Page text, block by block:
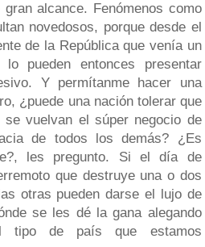
alcance. Fenómenos como
novedosos, porque desde el
de la República que venía un
pueden entonces presentar
Y permítanme hacer una
¿puede una nación tolerar que
vuelvan el súper negocio de
de todos los demás? ¿Es
les pregunto. Si el día de
que destruye una o dos
otras pueden darse el lujo de
se les dé la gana alegando
tipo de país que estamos